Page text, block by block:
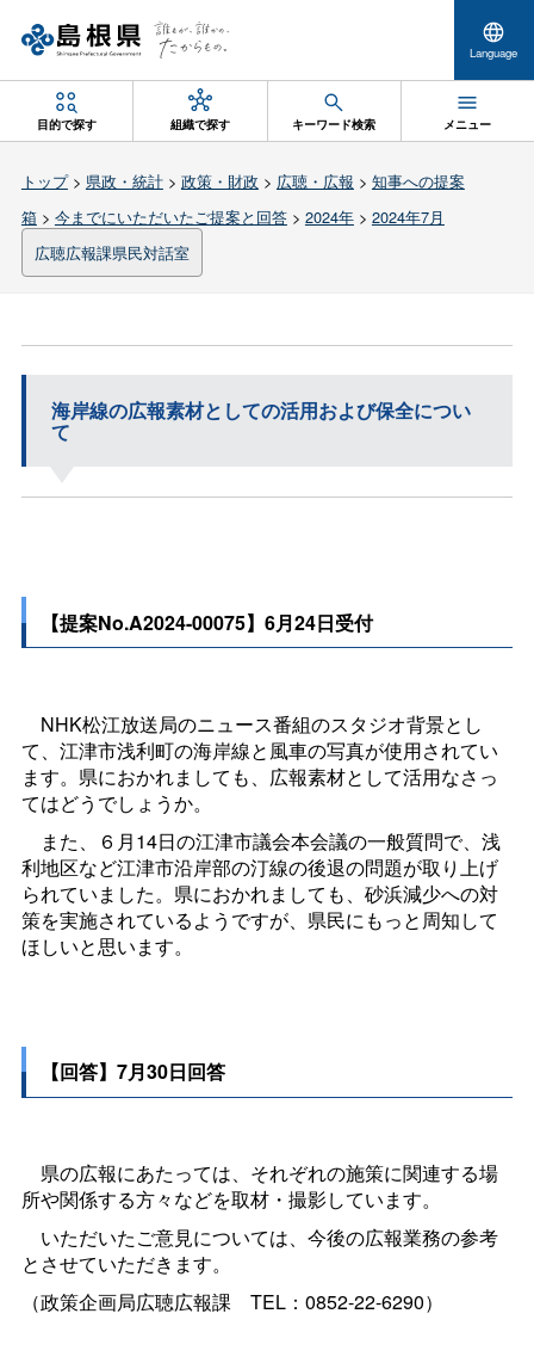
Language
目的で探す 組織で探す キーワード検索 メニュー
トップ> 県政・統計> 政策・財政 > 広聴・広報 > 知事への提案
箱> 今までにいただいたご提案と回答> 2024年> 2024年7月
広聴広報課県民対話室
海岸線の広報素材としての活用および保全につい
て
【提案No.A2024-00075】6月24日受付
NHK松江放送局のニュース番組のスタジオ背景とし
て、江津市浅利町の海岸線と風車の写真が使用されてい
ます。県におかれましても、広報素材として活用なさっ
てはどうでしょうか。
また、６月14日の江津市議会本会議の一般質問で、浅
利地区など江津市沿岸部の汀線の後退の問題が取り上げ
られていました。県におかれましても、砂浜減少への対
策を実施されているようですが、県民にもっと周知して
ほしいと思います。
【回答】7月30日回答
県の広報にあたっては、それぞれの施策に関連する場
所や関係する方々などを取材・撮影しています。
いただいたご意見については、今後の広報業務の参考
とさせていただきます。
（政策企画局広聴広報課 TEL：0852-22-6290）